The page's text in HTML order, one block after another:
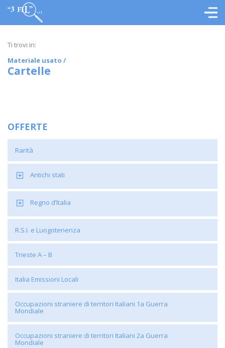
OFFERTE
Rarità
Antichi stati
Regno d’Italia
R.S.I. e Luogotenenza
Trieste A – B
Italia Emissioni Locali
Occupazioni straniere di territori Italiani 1a Guerra
Mondiale
Occupazioni straniere di territori Italiani 2a Guerra
Mondiale
Ti trovi in:
Materiale usato /
Cartelle